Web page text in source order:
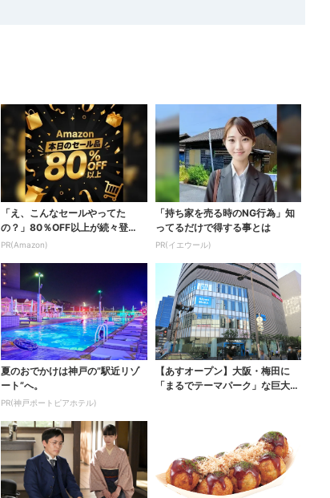
「え、こんなセールやってた
の？」80％OFF以上が続々登
場！Amazonの本気が...
PR(Amazon)
「持ち家を売る時のNG行為」知
ってるだけで得する事とは
PR(イエウール)
夏のおでかけは神戸の”駅近リゾ
ート”へ。
PR(神戸ポートピアホテル)
【あすオープン】大阪・梅田に
「まるでテーマパーク」な巨大ス